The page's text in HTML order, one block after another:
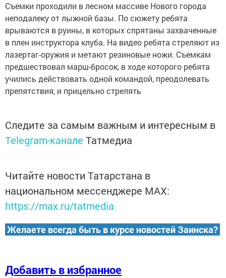
Съемки проходили в лесном массиве Нового города
неподалеку от лыжной базы. По сюжету ребята
врываются в руины, в которых спрятаны захваченные
в плен инструктора клуба. На видео ребята стреляют из
лазертаг-оружия и метают резиновые ножи. Съемкам
предшествовал марш-бросок, в ходе которого ребята
учились действовать одной командой, преодолевать
препятствия, и прицельно стрелять
Следите за самым важным и интересным в
Telegram-канале Татмедиа
Читайте новости Татарстана в
национальном мессенджере MАХ:
https://max.ru/tatmedia
Желаете всегда быть в курсе новостей Заинска?
Добавить в избранное